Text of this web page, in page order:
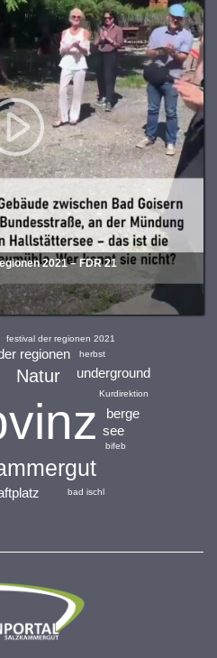
2021 – FDR 21
Natur
regionen
see
berge
underground
Kurdirektion
bifeb
festival der regionen 2021
herbst
bad ischl